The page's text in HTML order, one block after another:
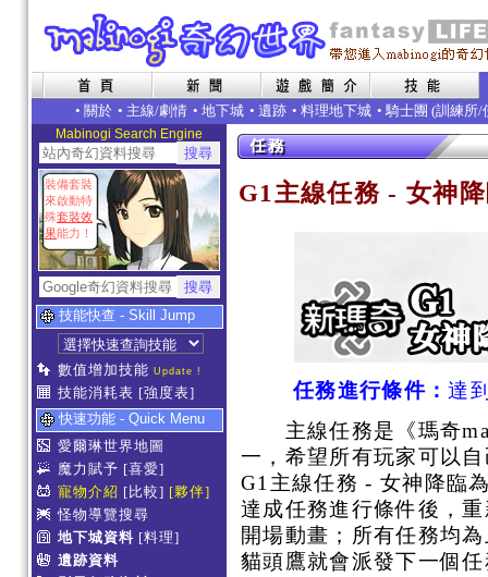
• 關於 • 主線/劇情 • 地下城 • 遺跡 • 料理地下城 • 騎士團 (訓練所/
Mabinogi Search Engine
裝備套裝
來啟動特
殊套裝效
果能力！
技能快查 - Skill Jump
數值增加技能 Update !
技能消耗表 [強度表]
快速功能 - Quick Menu
愛爾琳世界地圖
魔力賦予 [喜愛]
寵物介紹 [比較] [夥伴]
怪物導覽搜尋
地下城資料 [料理]
遺跡資料
G1主線任務 - 女神
任務進行條件 ：達
主線任務是《瑪奇
一，希望所有玩家可以
G1主線任務 - 女神降臨
達成任務進行條件後，
開場動畫；所有任務均
貓頭鷹就會派發下一個